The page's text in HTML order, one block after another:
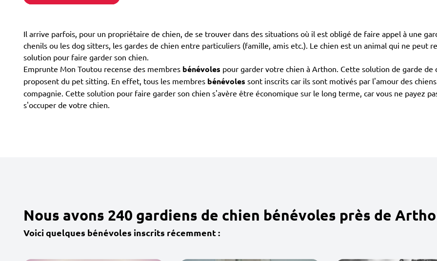
Il arrive parfois, pour un propriétaire de chien, de se trouver dans des situations où il est obligé de faire appel à une
chenils ou les dog sitters, les gardes de chien entre particuliers (famille, amis etc.). Le chien est un animal qui ne peut
solution pour faire garder son chien.
Emprunte Mon Toutou recense des membres bénévoles pour garder votre chien à Arthon. Cette solution de garde
proposent du pet sitting. En effet, tous les membres bénévoles sont inscrits car ils sont motivés par l'amour des
compagnie. Cette solution pour faire garder son chien s'avère être économique sur le long terme, car vous ne payez
s'occuper de votre chien.
Nous avons 240 gardiens de chien bénévoles près de
Voici quelques bénévoles inscrits récemment :